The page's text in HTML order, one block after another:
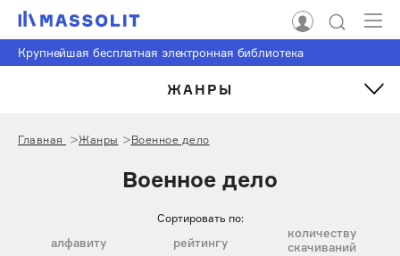
Крупнейшая бесплатная электронная библиотека
ЖАНРЫ
Главная Жанры Военное дело
Военное дело
Сортировать по:
алфавиту рейтингу
количеству
скачиваний